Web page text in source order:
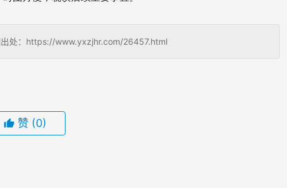
出处：https://www.yxzjhr.com/26457.html
赞 (0)